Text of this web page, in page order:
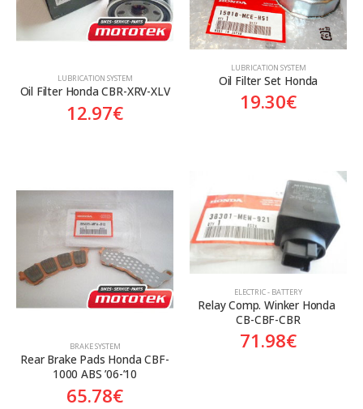
LUBRICATION SYSTEM
Oil Filter Honda CBR-XRV-XLV
12.97€
LUBRICATION SYSTEM
Oil Filter Set Honda
19.30€
BRAKE SYSTEM
Rear Brake Pads Honda CBF-
1000 ABS ’06-’10
65.78€
ELECTRIC - BATTERY
Relay Comp. Winker Honda
CB-CBF-CBR
71.98€